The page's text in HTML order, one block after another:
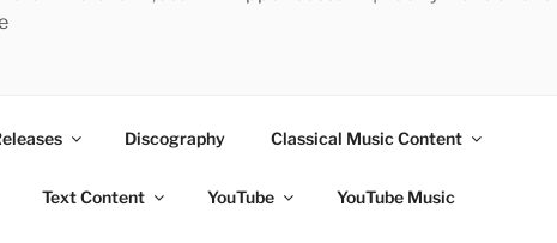
Discography Classical Music Content
Text Content YouTube YouTube Music